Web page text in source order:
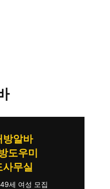
방알바
도우미
사무실
세 여성 모집